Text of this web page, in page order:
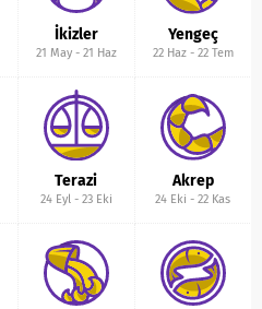
İkizler
21 May- 21 Haz
Yengeç
22 Haz- 22 Tem
Terazi
24 Eyl- 23 Eki
Akrep
24 Eki -22 Kas